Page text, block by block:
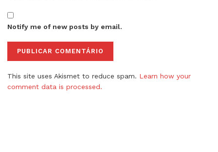
Notify me of new posts by email.
This site uses Akismet to reduce spam. Learn how your
comment data is processed.